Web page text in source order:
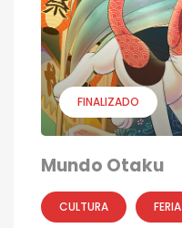
FINALIZADO
Mundo Otaku
CULTURA FERIA